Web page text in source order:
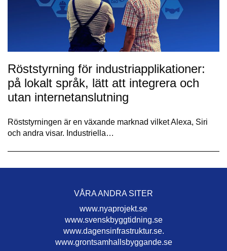
Röststyrning för industriapplikationer:
på lokalt språk, lätt att integrera och
utan internetanslutning
Röststyrningen är en växande marknad vilket Alexa, Siri
och andra visar. Industriella…
VÅRA ANDRA SITER
www.nyaprojekt.se
www.svenskbyggtidning.se
www.dagensinfrastruktur.se.
www.grontsamhallsbyggande.se